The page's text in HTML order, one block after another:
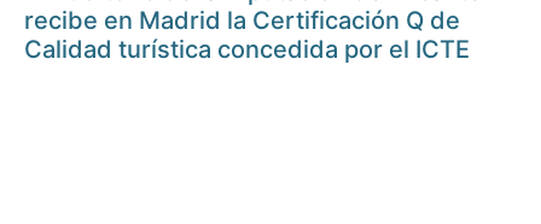
recibe en Madrid la Certificación Q de
Calidad turística concedida por el ICTE